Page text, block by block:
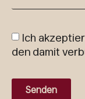
Ich
den damit
Senden